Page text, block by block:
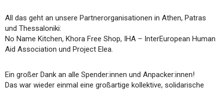
All das geht an unsere Partnerorganisationen in Athen, Patras
und Thessaloniki:
No Name Kitchen, Khora Free Shop, IHA – InterEuropean Human
Aid Association und Project Elea.
Ein großer Dank an alle Spender:innen und Anpacker:innen!
Das war wieder einmal eine großartige kollektive, solidarische